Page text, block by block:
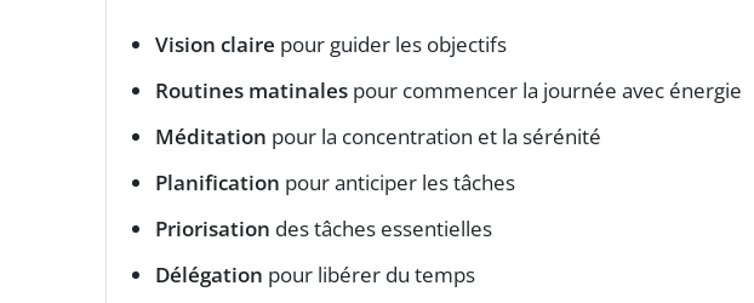
Vision claire pour guider les objectifs
Routines matinales pour commencer la journée avec énergie
Méditation pour la concentration et la sérénité
Planification pour anticiper les tâches
Priorisation des tâches essentielles
Délégation pour libérer du temps